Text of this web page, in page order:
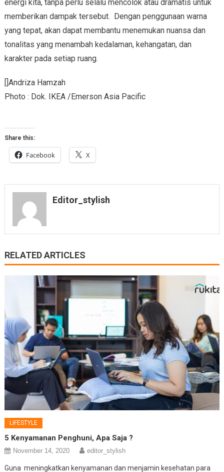
energi kita, tanpa perlu selalu mencolok atau dramatis untuk
memberikan dampak tersebut. Dengan penggunaan warna
yang tepat, akan dapat membantu menemukan nuansa dan
tonalitas yang menambah kedalaman, kehangatan, dan
karakter pada setiap ruang.
[]Andriza Hamzah
Photo : Dok. IKEA /Emerson Asia Pacific
Share this:
Facebook X
Editor_stylish
RELATED ARTICLES
LIFESTYLE
5 Kenyamanan Penghuni, Apa Saja ?
November 14, 2020 editor_stylish
Guna meningkatkan kenyamanan dan menjamin kesehatan para